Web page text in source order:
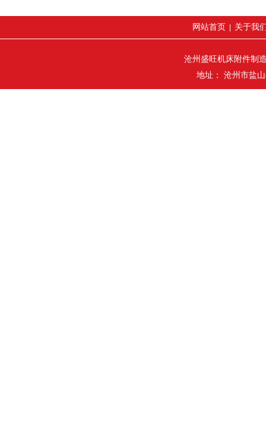
网站首页 关于我
沧州盛旺机床附件制
地址： 沧州市盐